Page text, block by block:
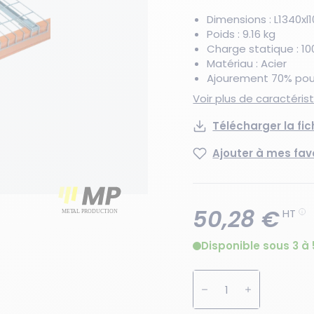
Dimensions :
Poids : 9.16 kg
Charge statique :
Matériau : Acier
Ajourement 70%
Voir plus de
Télécharger la
Ajouter à mes
50,28 € HT
Disponible sous 3 à
Augmenter la